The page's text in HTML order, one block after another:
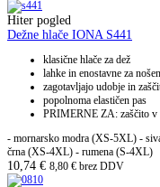
Hiter pogled
Dežne hlače IONA S441
klasične hlače za dež
lahke in enostavne za
zagotavljajo udobje in
popolnoma elastičen pas
PRIMERNE ZA: zaščito v
- mornarsko modra (XS-5XL) -
črna (XS-4XL) - rumena (S-4XL)
10,74 € 8,80 € brez DDV